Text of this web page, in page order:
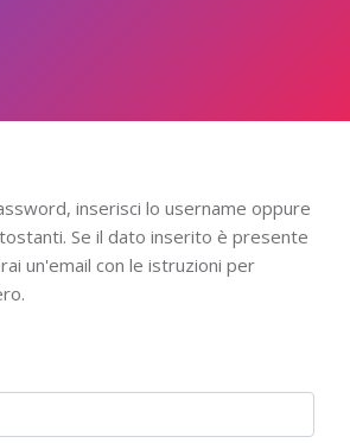
inserisci lo username oppure
Se il dato inserito è presente
un'email con le istruzioni per